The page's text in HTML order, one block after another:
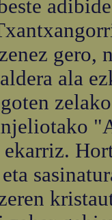
gero,
ala
ekarriz.